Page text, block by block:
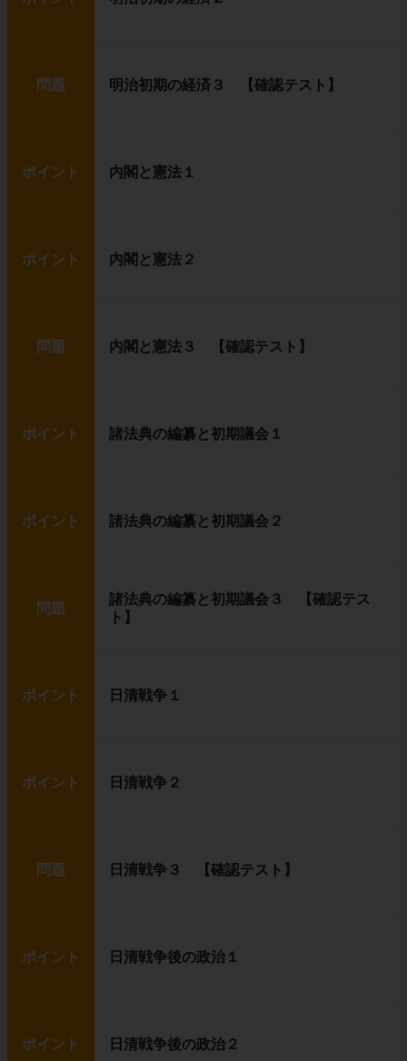
問題 明治初期の経済３ 【確認テスト】
ポイント 内閣と憲法１
ポイント 内閣と憲法２
問題 内閣と憲法３ 【確認テスト】
ポイント 諸法典の編纂と初期議会１
ポイント 諸法典の編纂と初期議会２
問題
諸法典の編纂と初期議会３ 【確認テス
ト】
ポイント 日清戦争１
ポイント 日清戦争２
問題 日清戦争３ 【確認テスト】
ポイント 日清戦争後の政治１
ポイント 日清戦争後の政治２